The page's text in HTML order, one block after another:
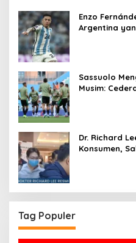
Enzo
Argentina
Sassuolo
Musim:
Dr. Richard
Konsumen,
Tag Populer